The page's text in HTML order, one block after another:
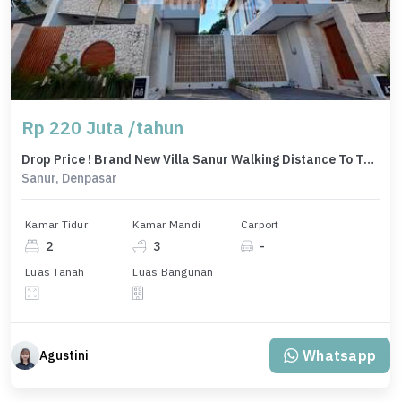
Rp 220 Juta /tahun
Drop Price ! Brand New Villa Sanur Walking Distance To The Beach
Sanur, Denpasar
Kamar Tidur
2
Kamar Mandi
3
Carport
-
Luas Tanah Luas Bangunan
Agustini Whatsapp